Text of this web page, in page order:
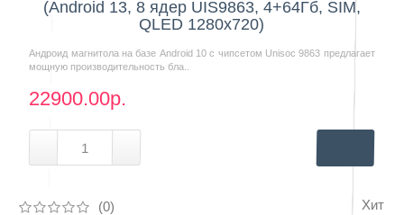
(Android 13, 8 ядер UIS9863, 4+64Гб, SIM,
QLED 1280x720)
Андроид магнитола на базе Android 10 с чипсетом Unisoc 9863 предлагает
мощную производительность бла..
22900.00р.
(0) Хит